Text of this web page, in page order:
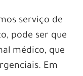
serviço de
pode ser que
médico, que
Em